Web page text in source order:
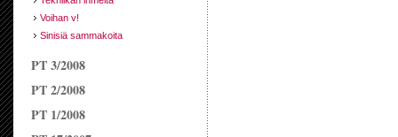
Voihan v!
Sinisiä sammakoita
PT 3/2008
PT 2/2008
PT 1/2008